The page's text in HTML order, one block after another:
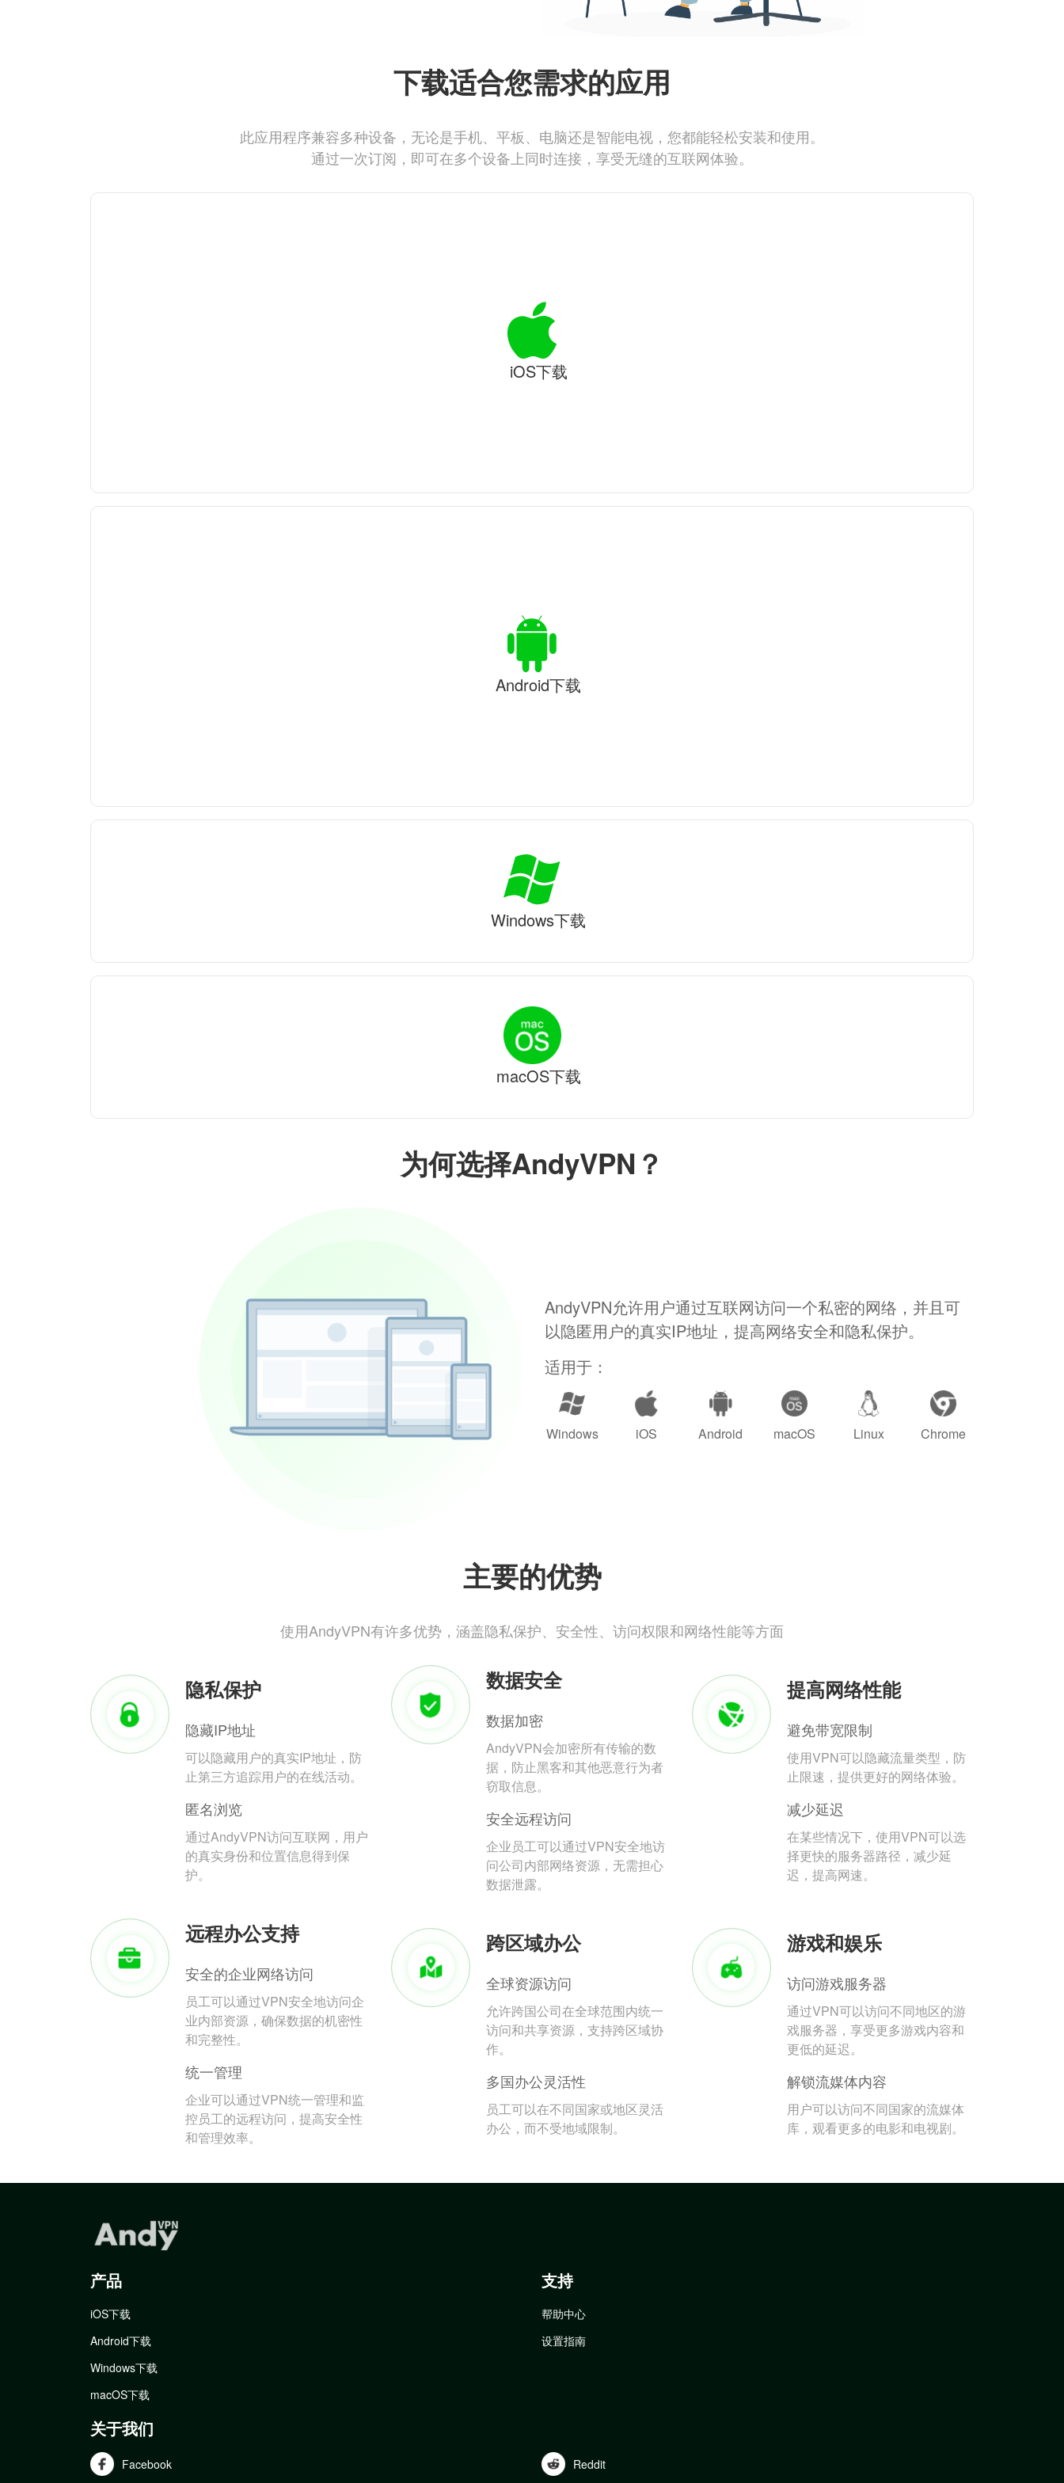
为何选择AndyVPN？
AndyVPN允许用户通过互联网访问一个私密的网络，并且可
以隐匿用户的真实IP地址，提高网络安全和隐私保护。
适用于：
Windows iOS Android macOS Linux Chrome
主要的优势
使用AndyVPN有许多优势，涵盖隐私保护、安全性、访问权限和网络性能等方面
隐私保护
隐藏IP地址
可以隐藏用户的真实IP地址，防
止第三方追踪用户的在线活动。
匿名浏览
通过AndyVPN访问互联网，用户
的真实身份和位置信息得到保
护。
数据安全
数据加密
AndyVPN会加密所有传输的数
据，防止黑客和其他恶意行为者
窃取信息。
安全远程访问
企业员工可以通过VPN安全地访
问公司内部网络资源，无需担心
数据泄露。
提高网络性能
避免带宽限制
使用VPN可以隐藏流量类型，防
止限速，提供更好的网络体验。
减少延迟
在某些情况下，使用VPN可以选
择更快的服务器路径，减少延
迟，提高网速。
远程办公支持
安全的企业网络访问
员工可以通过VPN安全地访问企
业内部资源，确保数据的机密性
和完整性。
统一管理
企业可以通过VPN统一管理和监
控员工的远程访问，提高安全性
和管理效率。
跨区域办公
全球资源访问
允许跨国公司在全球范围内统一
访问和共享资源，支持跨区域协
作。
多国办公灵活性
员工可以在不同国家或地区灵活
办公，而不受地域限制。
游戏和娱乐
访问游戏服务器
通过VPN可以访问不同地区的游
戏服务器，享受更多游戏内容和
更低的延迟。
解锁流媒体内容
用户可以访问不同国家的流媒体
库，观看更多的电影和电视剧。
下载适合您需求的应用
此应用程序兼容多种设备，无论是手机、平板、电脑还是智能电视，您都能轻松安装和使用。
通过一次订阅，即可在多个设备上同时连接，享受无缝的互联网体验。
iOS下载
Android下载
Windows下载
macOS下载
产品
iOS下载
Android下载
Windows下载
macOS下载
支持
帮助中心
设置指南
关于我们
Facebook Reddit